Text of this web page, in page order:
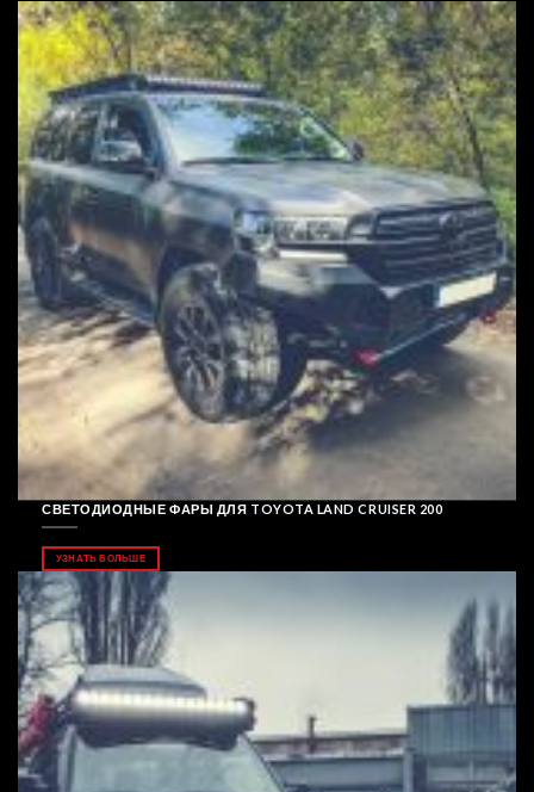
СВЕТОДИОДНЫЕ ФАРЫ ДЛЯ TOYOTA LAND CRUISER 200
УЗНАТЬ БОЛЬШЕ